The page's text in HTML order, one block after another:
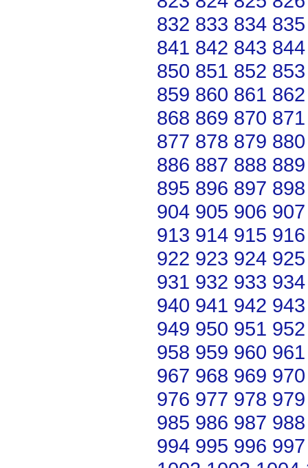
832 833 834 835
841 842 843 844
850 851 852 853
859 860 861 862
868 869 870 871
877 878 879 880
886 887 888 889
895 896 897 898
904 905 906 907
913 914 915 916
922 923 924 925
931 932 933 934
940 941 942 943
949 950 951 952
958 959 960 961
967 968 969 970
976 977 978 979
985 986 987 988
994 995 996 997